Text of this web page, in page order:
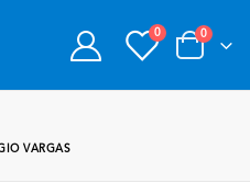
0 0
VARGAS